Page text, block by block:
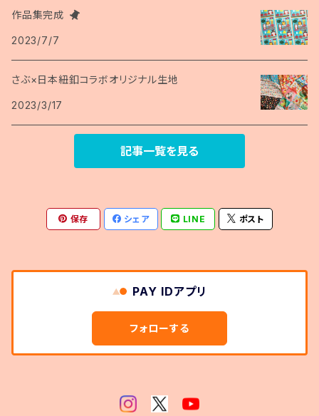
作品集完成
2023/7/7
さぶ×日本紐釦コラボオリジナル生地
2023/3/17
記事一覧を見る
保存 シェア LINE ポスト
PAY IDアプリ
フォローする